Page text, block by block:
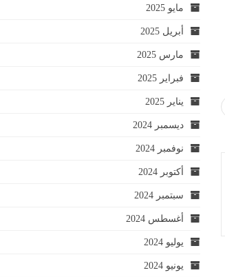
مايو 2025
أبريل 2025
مارس 2025
فبراير 2025
يناير 2025
ديسمبر 2024
نوفمبر 2024
أكتوبر 2024
سبتمبر 2024
أغسطس 2024
يوليو 2024
يونيو 2024